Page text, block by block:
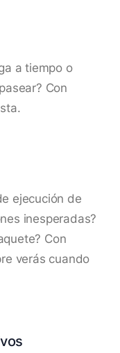
a tiempo o
Con
ejecución de
inesperadas?
Con
verás cuando